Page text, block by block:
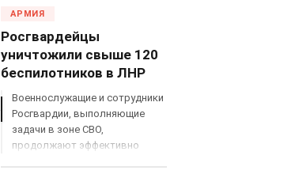
АРМИЯ
Росгвардейцы
уничтожили свыше 120
беспилотников в ЛНР
Военнослужащие и сотрудники
Росгвардии, выполняющие
задачи в зоне СВО,
продолжают эффективно